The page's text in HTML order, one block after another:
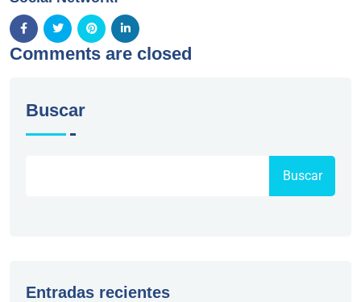
Comments are closed
Buscar
Buscar
Entradas recientes